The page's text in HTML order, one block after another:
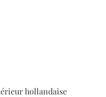
hollandaise